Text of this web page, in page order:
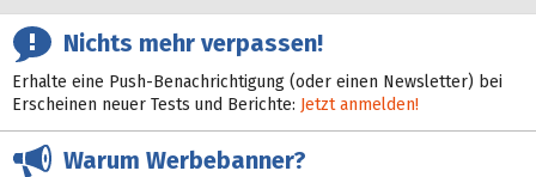
Nichts mehr verpassen!
Erhalte eine Push-Benachrichtigung (oder einen Newsletter) bei
Erscheinen neuer Tests und Berichte: Jetzt anmelden!
Warum Werbebanner?